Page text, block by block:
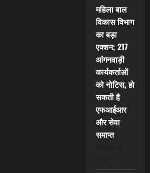
महिला बाल
विकास विभाग
का बड़ा
एक्शन; 217
आंगनवाड़ी
कार्यकर्ताओं
को नोटिस, हो
सकती है
एफआईआर
और सेवा
समाप्त